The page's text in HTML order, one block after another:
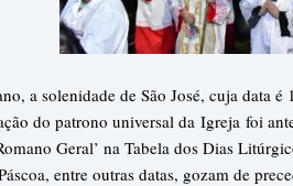
a solenidade de São José, cuja data
do patrono universal da Igreja foi
Geral’ na Tabela dos Dias
entre outras datas, gozam de